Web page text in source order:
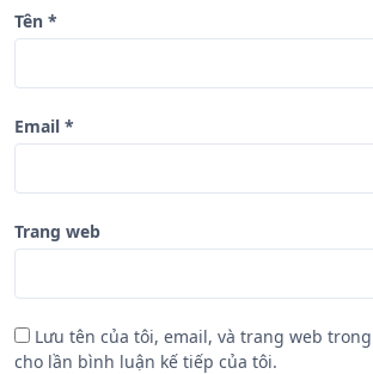
Tên *
Email *
Trang web
Lưu tên của tôi, email, và trang web
cho lần bình luận kế tiếp của tôi.